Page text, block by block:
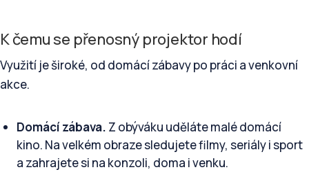
K čemu se přenosný projektor hodí
Využití je široké, od domácí zábavy po práci a venkovní
akce.
Domácí zábava. Z obýváku uděláte malé domácí
kino. Na velkém obraze sledujete filmy, seriály i sport
a zahrajete si na konzoli, doma i venku.